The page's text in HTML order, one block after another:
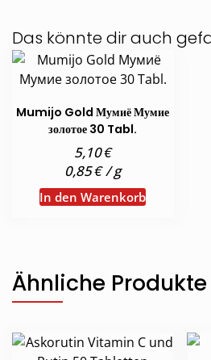
Das könnte dir auch
Mumijo Gold Мумиё Мумие
золотое 30 Tabl.
5,10€
0,85€/g
In den Warenkorb
Ähnliche Produkte